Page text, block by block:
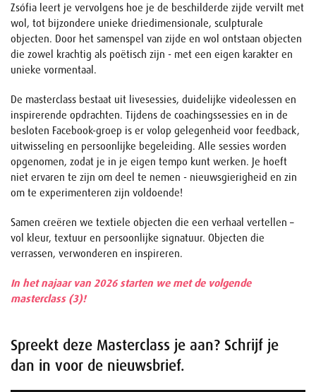
Zsófia leert je vervolgens hoe je de beschilderde zijde vervilt met
wol, tot bijzondere unieke driedimensionale, sculpturale
objecten. Door het samenspel van zijde en wol ontstaan objecten
die zowel krachtig als poëtisch zijn - met een eigen karakter en
unieke vormentaal.
De masterclass bestaat uit livesessies, duidelijke videolessen en
inspirerende opdrachten. Tijdens de coachingssessies en in de
besloten Facebook-groep is er volop gelegenheid voor feedback,
uitwisseling en persoonlijke begeleiding. Alle sessies worden
opgenomen, zodat je in je eigen tempo kunt werken. Je hoeft
niet ervaren te zijn om deel te nemen - nieuwsgierigheid en zin
om te experimenteren zijn voldoende!
Samen creëren we textiele objecten die een verhaal vertellen –
vol kleur, textuur en persoonlijke signatuur. Objecten die
verrassen, verwonderen en inspireren.
In het najaar van 2026 starten we met de volgende
masterclass (3)!
Spreekt deze Masterclass je aan? Schrijf je
dan in voor de nieuwsbrief.